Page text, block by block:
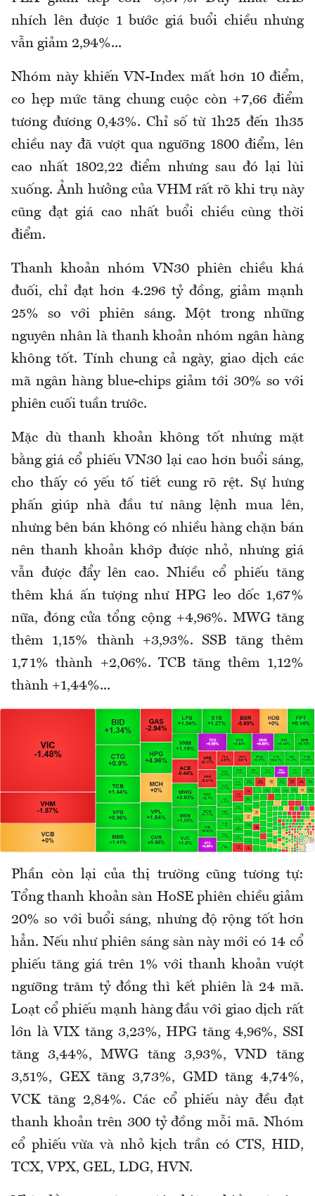
nhích lên được 1 bước giá buổi chiều nhưng
vẫn giảm 2,94%...
Nhóm này khiến VN-Index mất hơn 10 điểm,
co hẹp mức tăng chung cuộc còn +7,66 điểm
tương đương 0,43%. Chỉ số từ 1h25 đến 1h35
chiều nay đã vượt qua ngưỡng 1800 điểm, lên
cao nhất 1802,22 điểm nhưng sau đó lại lùi
xuống. Ảnh hưởng của VHM rất rõ khi trụ này
cũng đạt giá cao nhất buổi chiều cùng thời
điểm.
Thanh khoản nhóm VN30 phiên chiều khá
đuối, chỉ đạt hơn 4.296 tỷ đồng, giảm mạnh
25% so với phiên sáng. Một trong những
nguyên nhân là thanh khoản nhóm ngân hàng
không tốt. Tính chung cả ngày, giao dịch các
mã ngân hàng blue-chips giảm tới 30% so với
phiên cuối tuần trước.
Mặc dù thanh khoản không tốt nhưng mặt
bằng giá cổ phiếu VN30 lại cao hơn buổi sáng,
cho thấy có yếu tố tiết cung rõ rệt. Sự hưng
phấn giúp nhà đầu tư nâng lệnh mua lên,
nhưng bên bán không có nhiều hàng chặn bán
nên thanh khoản khớp được nhỏ, nhưng giá
vẫn được đẩy lên cao. Nhiều cổ phiếu tăng
thêm khá ấn tượng như HPG leo dốc 1,67%
nữa, đóng cửa tổng cộng +4,96%. MWG tăng
thêm 1,15% thành +3,93%. SSB tăng thêm
1,71% thành +2,06%. TCB tăng thêm 1,12%
thành +1,44%...
Phần còn lại của thị trường cũng tương tự:
Tổng thanh khoản sàn HoSE phiên chiều giảm
20% so với buổi sáng, nhưng độ rộng tốt hơn
hẳn. Nếu như phiên sáng sàn này mới có 14 cổ
phiếu tăng giá trên 1% với thanh khoản vượt
ngưỡng trăm tỷ đồng thì kết phiên là 24 mã.
Loạt cổ phiếu mạnh hàng đầu với giao dịch rất
lớn là VIX tăng 3,23%, HPG tăng 4,96%, SSI
tăng 3,44%, MWG tăng 3,93%, VND tăng
3,51%, GEX tăng 3,73%, GMD tăng 4,74%,
VCK tăng 2,84%. Các cổ phiếu này đều đạt
thanh khoản trên 300 tỷ đồng mỗi mã. Nhóm
cổ phiếu vừa và nhỏ kịch trần có CTS, HID,
TCX, VPX, GEL, LDG, HVN.